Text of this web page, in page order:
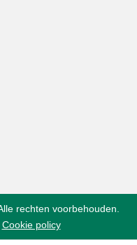
rechten voorbehouden.
Cookie policy